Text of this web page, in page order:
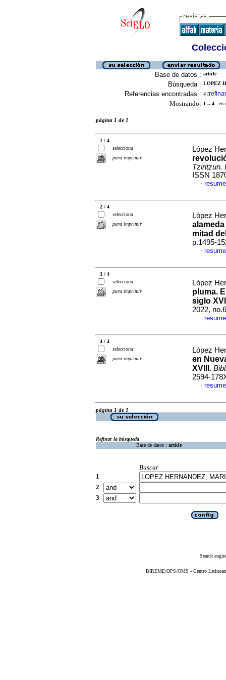
Base de datos : article
Búsqueda : LOPEZ
Referencias encontradas : 4 [refinar
Mostrando: 1 .. 4 en
página 1 de 1
1 / 4
selecciona
para imprimir
López
Tzintzun.
ISSN
·
2 / 4
selecciona
para imprimir
López
mitad
p.1495-
·
3 / 4
selecciona
para imprimir
López
pluma.
siglo
2022,
·
4 / 4
selecciona
para imprimir
López
en
XVIII .
2594-
·
página 1 de 1
Refinar la búsqueda
Base de datos : article
Buscar
1
2
3
Search
BIREME/OPS/OMS - Centro